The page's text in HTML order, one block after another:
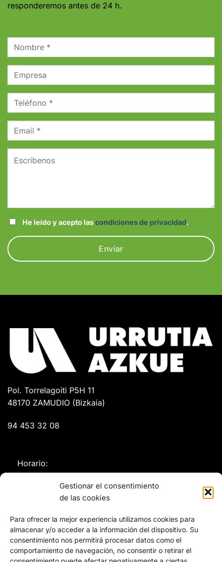
Gestionar el consentimiento
de las cookies
Para ofrecer la mejor experiencia utilizamos cookies para
almacenar y/o acceder a la información del dispositivo. Su
consentimiento nos permitirá procesar datos como el
comportamiento de navegación, no consentir o retirar el
responderemos antes de 24 h.
He leído y acepto lascondiciones de privacidad.
Pol. Torrelagoiti P5H 11
48170 ZAMUDIO (Bizkaia)
94 453 32 08
Horario:
Lunes a Jueves:
08:00 - 13:00 / 14:30 - 18:00
Viernes:
08:00 - 14:00